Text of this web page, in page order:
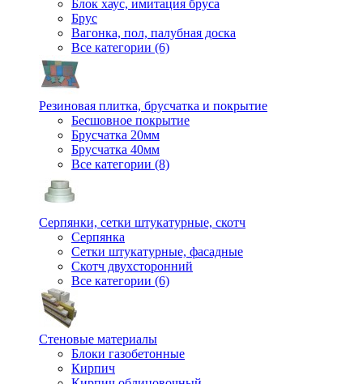
Блок хаус, имитация бруса
Брус
Вагонка, пол, палубная доска
Все категории (6)
Резиновая плитка, брусчатка и покрытие
Бесшовное покрытие
Брусчатка 20мм
Брусчатка 40мм
Все категории (8)
Серпянки, сетки штукатурные, скотч
Серпянка
Сетки штукатурные, фасадные
Скотч двухсторонний
Все категории (6)
Стеновые материалы
Блоки газобетонные
Кирпич